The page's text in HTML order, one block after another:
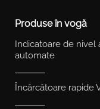
Produse în vogă
Indicatoare de nivel
automate
Încărcătoare rapide